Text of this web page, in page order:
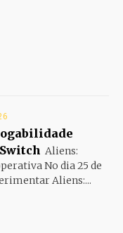
Aliens:
No dia 25 de
Aliens:...